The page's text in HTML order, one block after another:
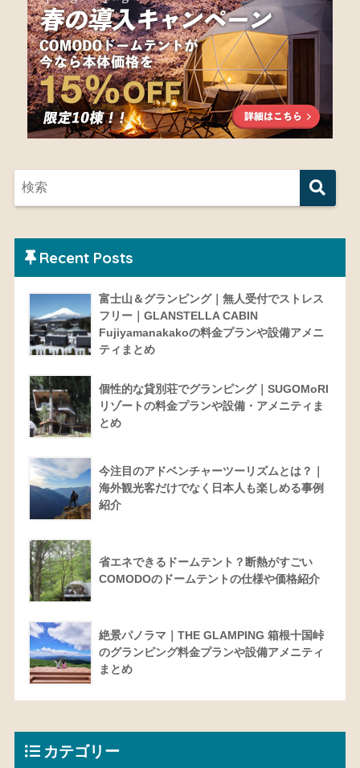
Recent Posts
富士山＆グランピング｜無人受付でストレス
フリー｜GLANSTELLA CABIN
Fujiyamanakakoの料金プランや設備アメニ
ティまとめ
個性的な貸別荘でグランピング｜SUGOMoRI
リゾートの料金プランや設備・アメニティま
とめ
今注目のアドベンチャーツーリズムとは？｜
海外観光客だけでなく日本人も楽しめる事例
紹介
省エネできるドームテント？断熱がすごい
COMODOのドームテントの仕様や価格紹介
絶景パノラマ｜THE GLAMPING 箱根十国峠
のグランピング料金プランや設備アメニティ
まとめ
カテゴリー